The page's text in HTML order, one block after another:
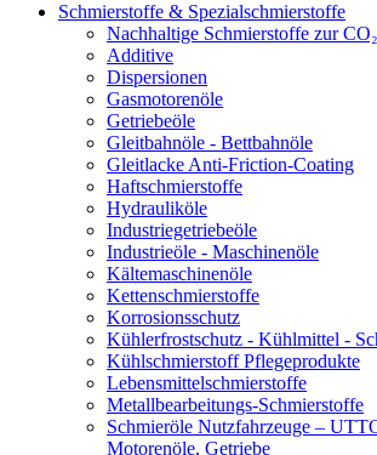
Schmierstoffe & Spezialschmierstoffe
Nachhaltige Schmierstoffe zur
Additive
Dispersionen
Gasmotorenöle
Getriebeöle
Gleitbahnöle - Bettbahnöle
Gleitlacke Anti-Friction-Coating
Haftschmierstoffe
Hydrauliköle
Industriegetriebeöle
Industrieöle - Maschinenöle
Kältemaschinenöle
Kettenschmierstoffe
Korrosionsschutz
Kühlerfrostschutz - Kühlmittel -
Kühlschmierstoff Pflegeprodukte
Lebensmittelschmierstoffe
Metallbearbeitungs-Schmierstoffe
Schmieröle Nutzfahrzeuge –
Motorenöle, Getriebe